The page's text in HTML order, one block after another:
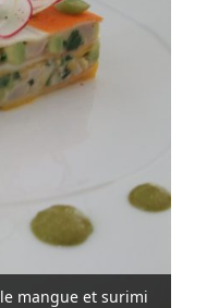
mangue et surimi